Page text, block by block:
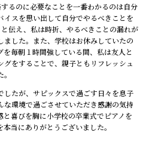
るのに必要なことを一番わかるのは自分
イスを思い出して自分でやるべきことを
伝え、私は時折、やるべきことの漏れが
ました。また、学校はお休みしていたの
毎朝１時間強している間、私は友人と
をすることで、親子ともリフレッシュ
たが、サピックスで過ごす日々を息子
な環境で過ごさせていただき感謝の気持
喜びを胸に小学校の卒業式でピアノを
当にありがとうございました。